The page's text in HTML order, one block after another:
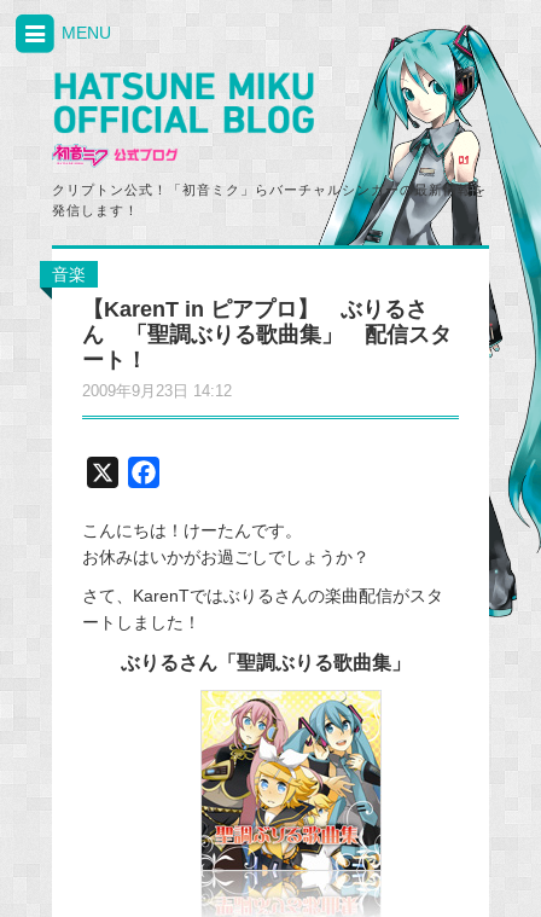
クリプトン公式！「初音ミク」らバーチャルシンガーの最新情報を
発信します！
MENU
音楽
【KarenT in ピアプロ】 ぶりるさ
ん 「聖調ぶりる歌曲集」 配信スタ
ート！
2009年9月23日 14:12
c
e
b
o
o
こんにちは！けーたんです。
お休みはいかがお過ごしでしょうか？
さて、KarenTではぶりるさんの楽曲配信がスタ
ートしました！
ぶりるさん「聖調ぶりる歌曲集」